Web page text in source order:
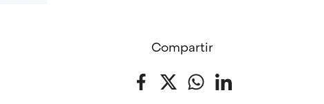
Compartir
Facebook
TwitterWhatsApp
LinkedIn